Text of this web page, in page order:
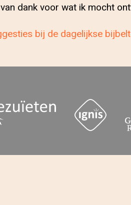
dank voor wat ik mocht
bij de dagelijkse